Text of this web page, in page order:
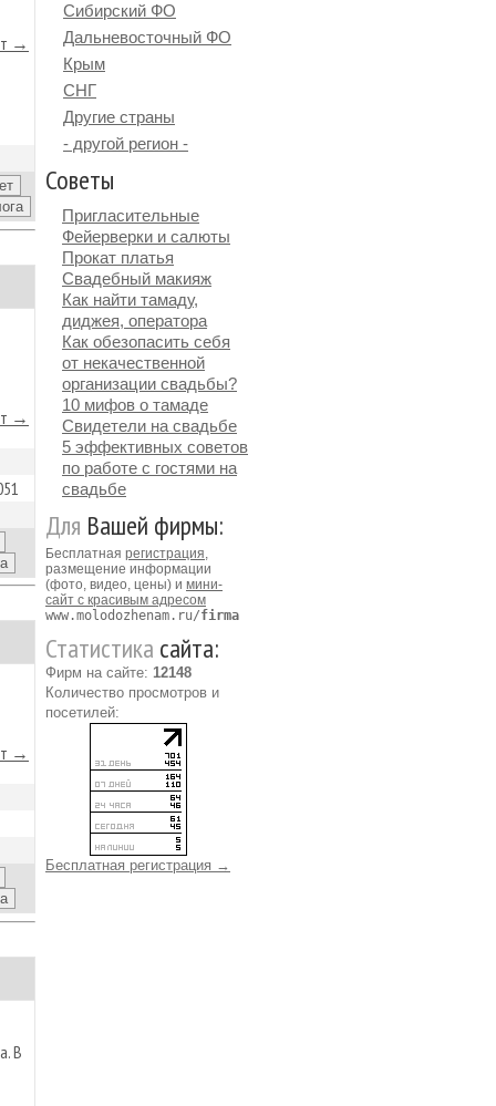
→
→
→
В
Сибирский ФО
Дальневосточный ФО
Крым
СНГ
Другие страны
- другой регион -
Советы
Пригласительные
Фейерверки и салюты
Прокат платья
Свадебный макияж
Как найти тамаду,
диджея, оператора
Как обезопасить себя
от некачественной
организации свадьбы?
10 мифов о тамаде
Свидетели на свадьбе
5 эффективных советов
по работе с гостями на
свадьбе
Для Вашей фирмы:
Бесплатная регистрация,
размещение информации
(фото, видео, цены) и мини-
сайт с красивым адресом
www.molodozhenam.ru/firma
Статистика сайта:
Фирм на сайте: 12148
Количество просмотров и
посетилей:
Бесплатная регистрация →